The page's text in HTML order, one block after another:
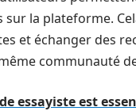
la plateforme.
et échanger des
communauté
essayiste est